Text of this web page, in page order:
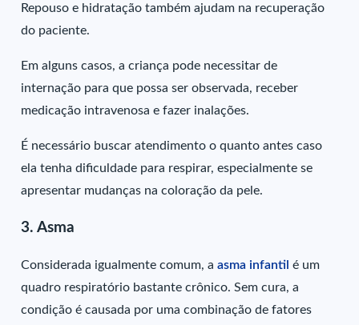
Repouso e hidratação também ajudam na recuperação
do paciente.
Em alguns casos, a criança pode necessitar de
internação para que possa ser observada, receber
medicação intravenosa e fazer inalações.
É necessário buscar atendimento o quanto antes caso
ela tenha dificuldade para respirar, especialmente se
apresentar mudanças na coloração da pele.
3. Asma
Considerada igualmente comum, aasma infantil é um
quadro respiratório bastante crônico. Sem cura, a
condição é causada por uma combinação de fatores